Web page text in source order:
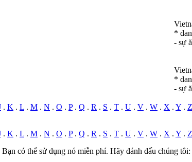
*
- sự
*
- sự
. K . L . M . N . O . P. Q . R . S . T . U . V . W . X . Y . Z
. K . L . M . N . O . P. Q . R . S . T . U . V . W . X . Y . Z
có thể sử dụng nó miễn phí. Hãy đánh dấu chúng tôi: